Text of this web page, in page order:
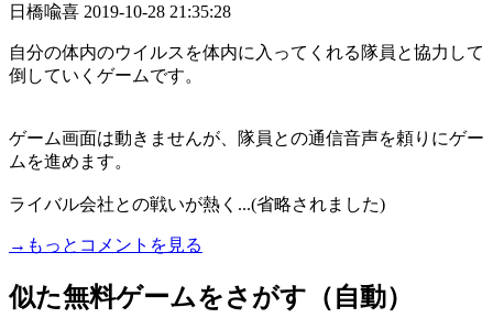
日橋喩喜 2019-10-28 21:35:28
自分の体内のウイルスを体内に入ってくれる隊員と協力して
倒していくゲームです。
ゲーム画面は動きませんが、隊員との通信音声を頼りにゲー
ムを進めます。
ライバル会社との戦いが熱く...(省略されました)
→もっとコメントを見る
似た無料ゲームをさがす（自動）